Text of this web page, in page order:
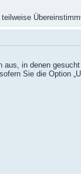
aus, in denen
Sie die Option